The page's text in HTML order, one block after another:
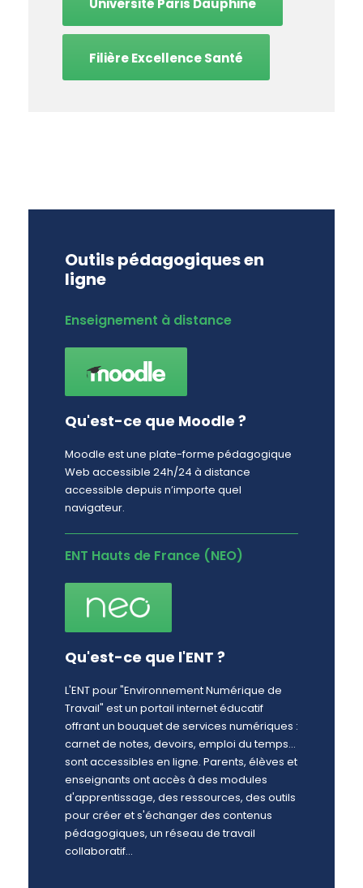
Université Paris Dauphine
Filière Excellence Santé
Outils pédagogiques en
ligne
Enseignement à distance
Qu'est-ce que Moodle ?
Moodle est une plate-forme pédagogique
Web accessible 24h/24 à distance
accessible depuis n’importe quel
navigateur.
ENT Hauts de France (NEO)
Qu'est-ce que l'ENT ?
L'ENT pour "Environnement Numérique de
Travail" est un portail internet éducatif
offrant un bouquet de services numériques :
carnet de notes, devoirs, emploi du temps…
sont accessibles en ligne. Parents, élèves et
enseignants ont accès à des modules
d'apprentissage, des ressources, des outils
pour créer et s'échanger des contenus
pédagogiques, un réseau de travail
collaboratif...